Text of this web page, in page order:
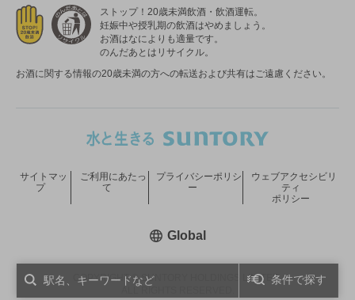
条件で探す
ストップ！20歳未満飲酒・飲酒運転。
妊娠中や授乳期の飲酒はやめましょう。
お酒はなによりも適量です。
のんだあとはリサイクル。
お酒に関する情報の20歳未満の方への転送および共有はご遠慮ください。
COPYRIGHT © SUNTORY HOLDINGS LIMITED.
サイトマッ
プ
ご利用にあたっ
て
プライバシーポリシ
ー
ウェブアクセシビリ
ティ
ポリシー
Global新しいウィンドウで開く